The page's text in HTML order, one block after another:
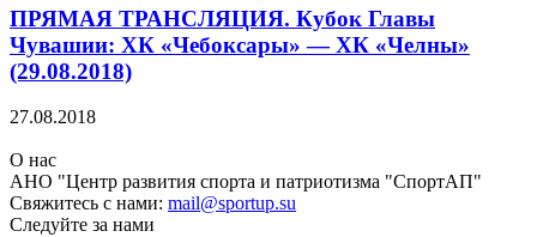
ПРЯМАЯ ТРАНСЛЯЦИЯ. Кубок Главы
Чувашии: ХК «Чебоксары» — ХК «Челны»
(29.08.2018)
27.08.2018
О нас
АНО "Центр развития спорта и патриотизма "СпортАП"
Свяжитесь с нами: mail@sportup.su
Следуйте за нами